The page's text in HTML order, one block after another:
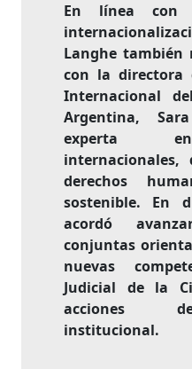
En línea con
Langhe también
con la directora
Internacional
Argentina,
experta
internacionales,
derechos
sostenible. En
acordó
conjuntas
nuevas
Judicial de la
acciones
institucional.